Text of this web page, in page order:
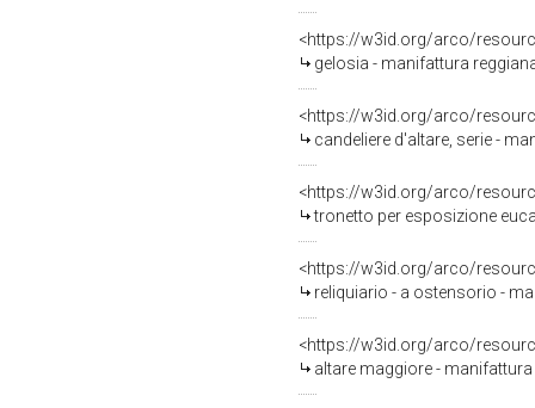
<https://w3id.org/arco/
gelosia - manifattura
<https://w3id.org/arco/
candeliere d'altare, serie -
<https://w3id.org/arco/
tronetto per esposizione
<https://w3id.org/arco/
reliquiario - a ostensorio -
<https://w3id.org/arco/
altare maggiore -